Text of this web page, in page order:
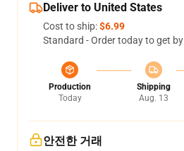
Deliver to United States
Cost to ship:$6.99
Standard - Order today to get by
Production
Today
Shipping
Aug. 13
안전한 거래